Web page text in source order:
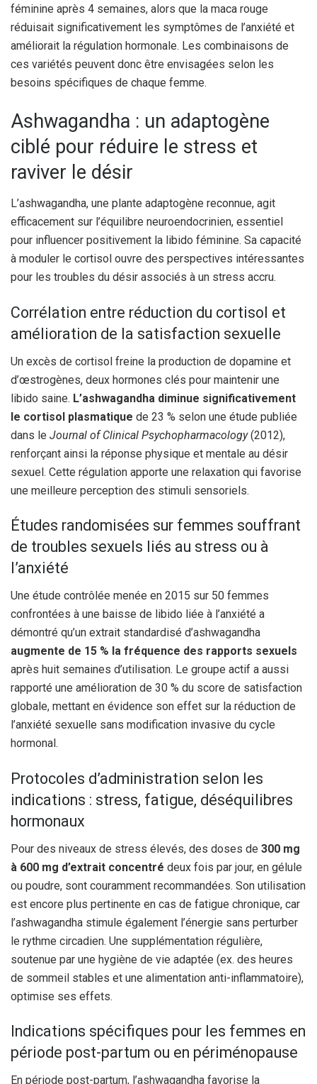
féminine après 4 semaines, alors que la maca rouge
réduisait significativement les symptômes de l’anxiété et
améliorait la régulation hormonale. Les combinaisons de
ces variétés peuvent donc être envisagées selon les
besoins spécifiques de chaque femme.
Ashwagandha : un adaptogène
ciblé pour réduire le stress et
raviver le désir
L’ashwagandha, une plante adaptogène reconnue, agit
efficacement sur l’équilibre neuroendocrinien, essentiel
pour influencer positivement la libido féminine. Sa capacité
à moduler le cortisol ouvre des perspectives intéressantes
pour les troubles du désir associés à un stress accru.
Corrélation entre réduction du cortisol et
amélioration de la satisfaction sexuelle
Un excès de cortisol freine la production de dopamine et
d’œstrogènes, deux hormones clés pour maintenir une
libido saine. L’ashwagandha diminue significativement
le cortisol plasmatique de 23 % selon une étude publiée
dans le Journal of Clinical Psychopharmacology(2012),
renforçant ainsi la réponse physique et mentale au désir
sexuel. Cette régulation apporte une relaxation qui favorise
une meilleure perception des stimuli sensoriels.
Études randomisées sur femmes souffrant
de troubles sexuels liés au stress ou à
l’anxiété
Une étude contrôlée menée en 2015 sur 50 femmes
confrontées à une baisse de libido liée à l’anxiété a
démontré qu’un extrait standardisé d’ashwagandha
augmente de 15 % la fréquence des rapports sexuels
après huit semaines d’utilisation. Le groupe actif a aussi
rapporté une amélioration de 30 % du score de satisfaction
globale, mettant en évidence son effet sur la réduction de
l’anxiété sexuelle sans modification invasive du cycle
hormonal.
Protocoles d’administration selon les
indications : stress, fatigue, déséquilibres
hormonaux
Pour des niveaux de stress élevés, des doses de 300 mg
à 600 mg d’extrait concentré deux fois par jour, en gélule
ou poudre, sont couramment recommandées. Son utilisation
est encore plus pertinente en cas de fatigue chronique, car
l’ashwagandha stimule également l’énergie sans perturber
le rythme circadien. Une supplémentation régulière,
soutenue par une hygiène de vie adaptée (ex. des heures
de sommeil stables et une alimentation anti-inflammatoire),
optimise ses effets.
Indications spécifiques pour les femmes en
période post-partum ou en périménopause
En période post-partum, l’ashwagandha favorise la